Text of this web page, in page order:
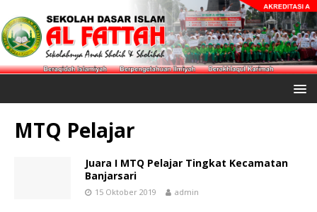
MTQ Pelajar
Juara I MTQ Pelajar Tingkat Kecamatan
Banjarsari
15 Oktober 2019 admin